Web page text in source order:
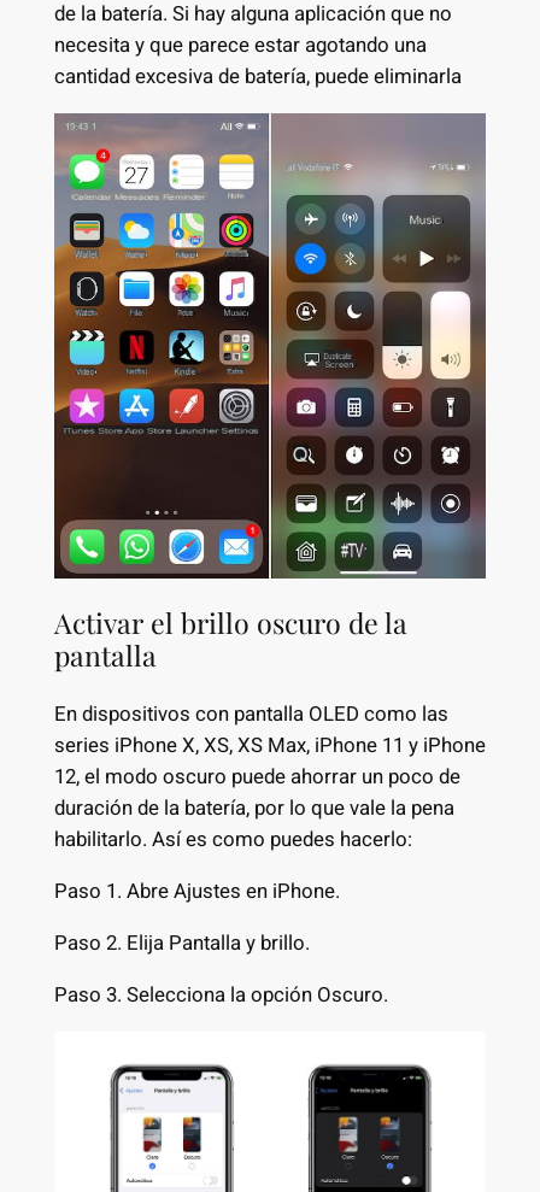
de la batería. Si hay alguna aplicación que no
necesita y que parece estar agotando una
cantidad excesiva de batería, puede eliminarla
Activar el brillo oscuro de la
pantalla
En dispositivos con pantalla OLED como las
series iPhone X, XS, XS Max, iPhone 11 y iPhone
12, el modo oscuro puede ahorrar un poco de
duración de la batería, por lo que vale la pena
habilitarlo. Así es como puedes hacerlo:
Paso 1. Abre Ajustes en iPhone.
Paso 2. Elija Pantalla y brillo.
Paso 3. Selecciona la opción Oscuro.